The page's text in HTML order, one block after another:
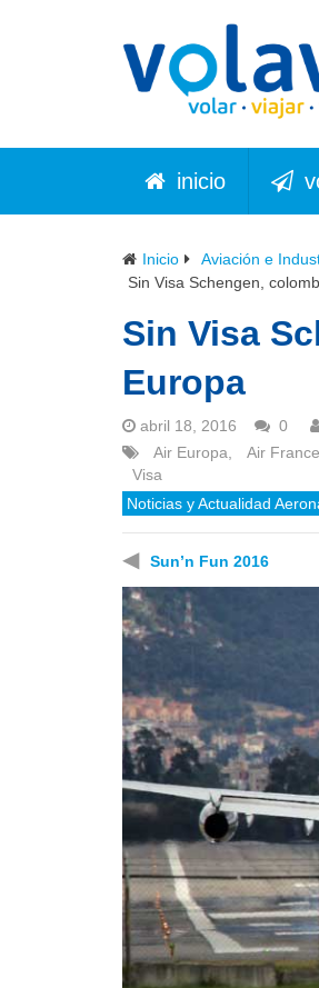
inicio
Inicio Aviación e
Sin Visa Schengen,
Sin Visa
Europa
abril 18, 2016 0
Air Europa
Air France
Visa
Noticias y Actualidad
◀ Sun’n Fun 2016